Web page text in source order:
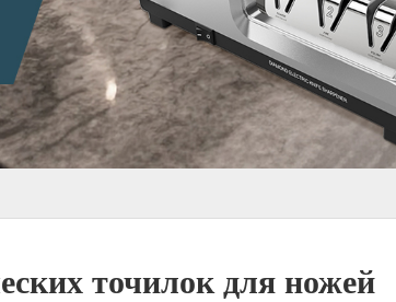
точилок для ножей